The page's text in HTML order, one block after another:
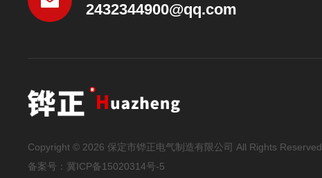
2432344900@qq.com
Copyright © 2026 保定市铧正电气制造有限公司 All Rights Reserved
备案号： 冀ICP备15020314号-5